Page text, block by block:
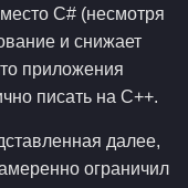
C# (несмотря
и снижает
приложения
писать на C++.
далее,
ограничил